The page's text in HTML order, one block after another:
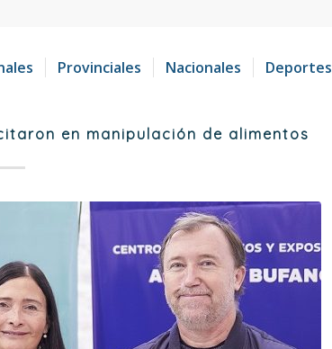
Provinciales Nacionales Deportes
en manipulación de alimentos